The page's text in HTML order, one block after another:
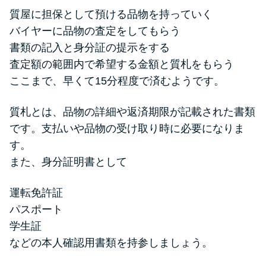
質屋に担保として預ける品物を持っていく
バイヤーに品物の査定をしてもらう
書類の記入と身分証の提示をする
査定額の範囲内で希望する金額と質札をもらう
ここまで、早くて15分程度で済むようです。
質札とは、品物の詳細や返済期限が記載された書類
です。支払いや品物の受け取り時に必要になりま
す。
また、身分証明書として
運転免許証
パスポート
学生証
などの本人確認用書類を持参しましょう。